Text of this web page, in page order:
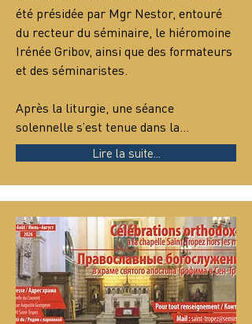
été présidée par Mgr Nestor, entouré
du recteur du séminaire, le hiéromoine
Irénée Gribov, ainsi que des formateurs
et des séminaristes.
Après la liturgie, une séance
solennelle s’est tenue dans la…
Lire la suite...